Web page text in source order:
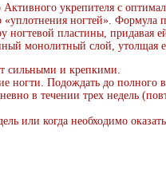
укрепителя с
ногтей». Формула
ногтевой пластины, придавая
монолитный слой, утолщая
сильными и крепкими.
ногти. Подождать до полного
в течении трех недель
или когда необходимо